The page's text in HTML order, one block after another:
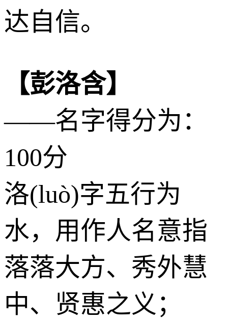
达自信。
【彭洛含】
——名字得分为：
100分
洛(luò)字五行为
水，用作人名意指
落落大方、秀外慧
中、贤惠之义；